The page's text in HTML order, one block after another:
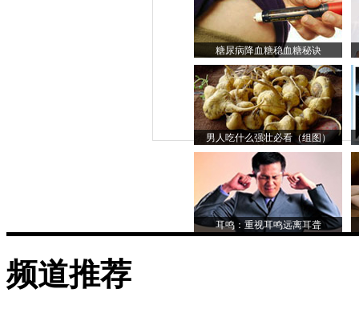
糖尿病降血糖稳血糖秘诀
男人吃什么强壮必看（组图）
耳鸣：重视耳鸣远离耳聋
频道推荐